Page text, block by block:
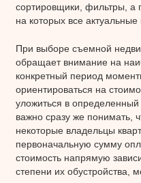
сортировщики, фильтры, а
на которых все
При выборе съемной
обращает внимание на
конкретный период
ориентироваться на
уложиться в
важно сразу же понимать,
некоторые владельцы
первоначальную сумму
стоимость напрямую
степени их обустройства,